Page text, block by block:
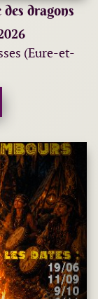
dragons
(Eure-et-